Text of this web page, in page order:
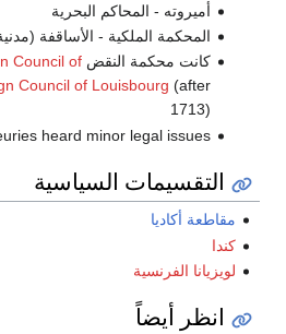
أميروته - المحاكم البحرية
المحكمة الملكية - الأساقفة
كانت محكمة النقض made to the Council of
Council of Louisbourg (after
1713)
heard minor legal issues
التقسيمات السياسية
مقاطعة أكاديا
كندا
لويزيانا الفرنسية
انظر أيضاً